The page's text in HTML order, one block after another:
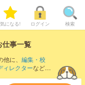
気になる! ログイン 検索
仕事一覧
に、 編集・校
ィレクターなどを